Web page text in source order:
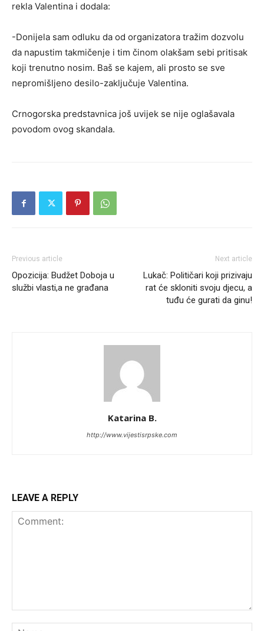
rekla Valentina i dodala:
-Donijela sam odluku da od organizatora tražim dozvolu
da napustim takmičenje i tim činom olakšam sebi pritisak
koji trenutno nosim. Baš se kajem, ali prosto se sve
nepromišljeno desilo-zaključuje Valentina.
Crnogorska predstavnica još uvijek se nije oglašavala
povodom ovog skandala.
Previous article
Opozicija: Budžet Doboja u
službi vlasti,a ne građana
Next article
Lukač: Političari koji prizivaju
rat će skloniti svoju djecu, a
tuđu će gurati da ginu!
Katarina B.
http://www.vijestisrpske.com
LEAVE A REPLY